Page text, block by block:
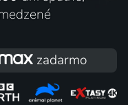
zadarmo